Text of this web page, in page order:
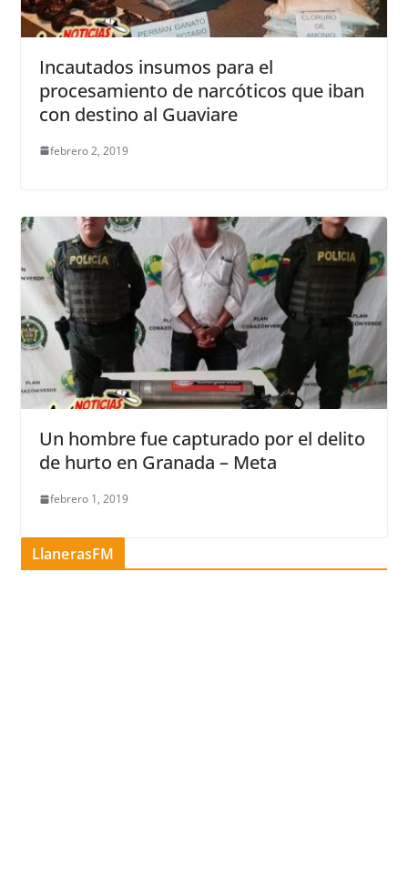
Incautados insumos para el
procesamiento de narcóticos que iban
con destino al Guaviare
febrero 2, 2019
Un hombre fue capturado por el delito
de hurto en Granada – Meta
febrero 1, 2019
LlanerasFM